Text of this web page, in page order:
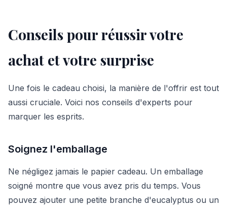
Conseils pour réussir votre
achat et votre surprise
Une fois le cadeau choisi, la manière de l'offrir est tout
aussi cruciale. Voici nos conseils d'experts pour
marquer les esprits.
Soignez l'emballage
Ne négligez jamais le papier cadeau. Un emballage
soigné montre que vous avez pris du temps. Vous
pouvez ajouter une petite branche d'eucalyptus ou un